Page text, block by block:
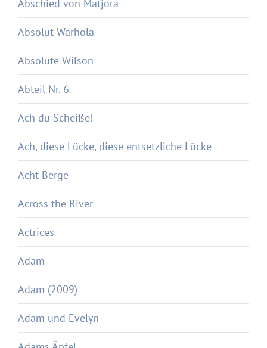
Abschied von Matjora
Absolut Warhola
Absolute Wilson
Abteil Nr. 6
Ach du Scheiße!
Ach, diese Lücke, diese entsetzliche Lücke
Acht Berge
Across the River
Actrices
Adam
Adam (2009)
Adam und Evelyn